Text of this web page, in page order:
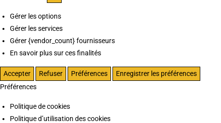
Gérer les options
Gérer les services
Gérer {vendor_count} fournisseurs
En savoir plus sur ces finalités
Accepter Refuser Préférences
Enregistrer les préférences
Préférences
Politique de cookies
Politique d’utilisation des cookies